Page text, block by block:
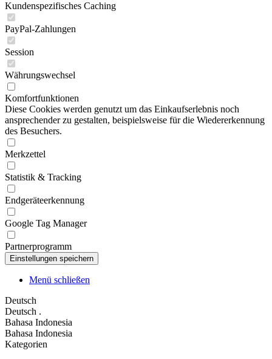
Kundenspezifisches Caching
PayPal-Zahlungen
Session
Währungswechsel
Komfortfunktionen
Diese Cookies werden genutzt um das Einkaufserlebnis noch
ansprechender zu gestalten, beispielsweise für die Wiedererkennung
des Besuchers.
Merkzettel
Statistik & Tracking
Endgeräteerkennung
Google Tag Manager
Partnerprogramm
Menü schließen
Deutsch
Deutsch .
Bahasa Indonesia
Bahasa Indonesia
Kategorien